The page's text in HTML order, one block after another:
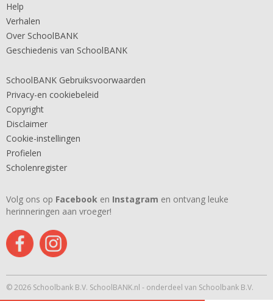
Help
Verhalen
Over SchoolBANK
Geschiedenis van SchoolBANK
SchoolBANK Gebruiksvoorwaarden
Privacy-en cookiebeleid
Copyright
Disclaimer
Cookie-instellingen
Profielen
Scholenregister
Volg ons op Facebook en Instagram en ontvang leuke
herinneringen aan vroeger!
© 2026 Schoolbank B.V. SchoolBANK.nl - onderdeel van Schoolbank B.V.